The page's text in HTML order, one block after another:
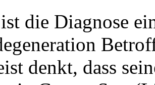
die Diagnose
denkt, dass